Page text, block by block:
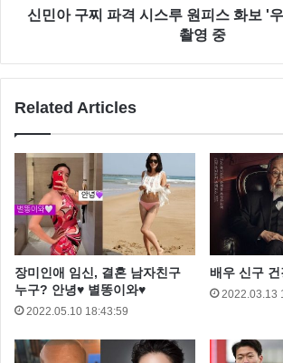
부산 출신으로 특유의 사투리가 매력적
신민아 구찌 파격 시스루 원피스 화보 '
촬영 중
Related Articles
장미인애 임신, 결혼 남자친구
누구? 안녕♥ 별똥이와♥
2022.05.10 18:43:59
배우 신구 건
2022.03.13